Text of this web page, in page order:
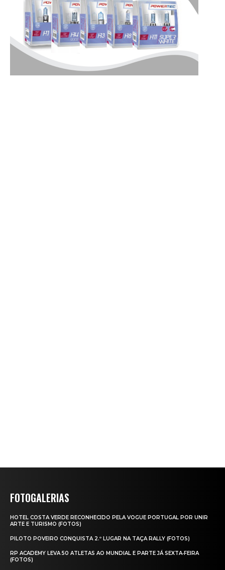
FOTOGALERIAS
HOTEL COSTA VERDE RECONHECIDO PELA VOGUE PORTUGAL POR UNIR
ARTE E TURISMO (FOTOS)
PILOTO POVEIRO CONQUISTA 2.º LUGAR NA TAÇA RALLY (FOTOS)
RP ACADEMY LEVA 50 ATLETAS AO MUNDIAL E PARTE JÁ SEXTA‑FEIRA
(FOTOS)